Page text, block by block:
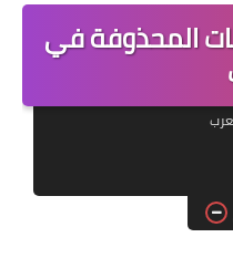
المحذوفة في